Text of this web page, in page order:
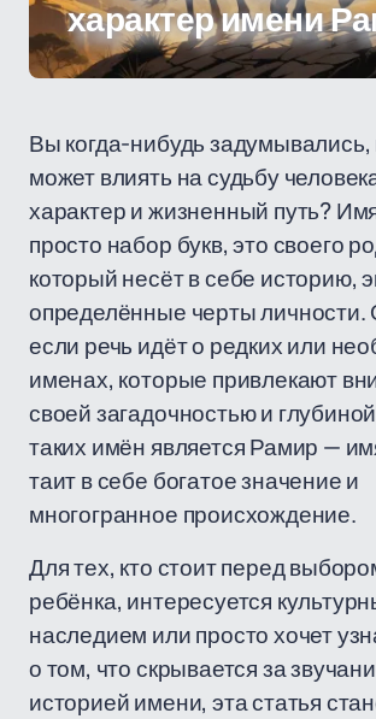
характер имени
Вы когда-нибудь задумывались,
может влиять на судьбу
характер и жизненный путь?
просто набор букв, это своего
который несёт в себе историю,
определённые черты
если речь идёт о редких или
именах, которые привлекают
своей загадочностью и
таких имён является Рамир —
таит в себе богатое значение и
многогранное происхождение.
Для тех, кто стоит перед
ребёнка, интересуется
наследием или просто хочет
о том, что скрывается за
историей имени, эта статья